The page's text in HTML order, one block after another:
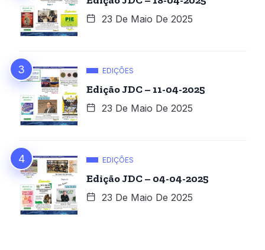
23 De Maio De 2025
EDIÇÕES
Edição JDC – 11-04-2025
23 De Maio De 2025
EDIÇÕES
Edição JDC – 04-04-2025
23 De Maio De 2025